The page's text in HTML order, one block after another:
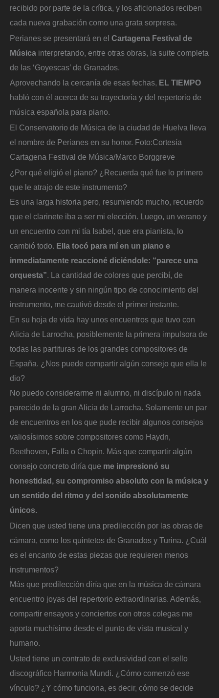
recibido por parte de la crítica, y los aficionados reciben
cada nueva grabación como una grata sorpresa.
Perianes se presentará en el Cartagena Festival de
Música interpretando, entre otras obras, la suite completa
de las ‘Goyescas’ de Granados.
Aprovechando la cercanía de esas fechas, EL TIEMPO
habló con él acerca de su trayectoria y del repertorio de
música española para piano.
El Conservatorio de Música de la ciudad de Huelva lleva
el nombre de Perianes en su honor. Foto:Cortesía
Cartagena Festival de Música/Marco Borggreve
¿Por qué eligió el piano? ¿Recuerda qué fue lo primero
que le atrajo de este instrumento?
Es una larga historia pero, resumiendo mucho, recuerdo
que el clarinete iba a ser mi elección. Luego, un verano y
un encuentro con mi tía Isabel, que era pianista, lo
cambió todo. Ella tocó para mí en un piano e
inmediatamente reaccioné diciéndole: “parece una
orquesta” . La cantidad de colores que percibí, de
manera inocente y sin ningún tipo de conocimiento del
instrumento, me cautivó desde el primer instante.
En su hoja de vida hay unos encuentros que tuvo con
Alicia de Larrocha, posiblemente la primera impulsora de
todas las partituras de los grandes compositores de
España. ¿Nos puede compartir algún consejo que ella le
dio?
No puedo considerarme ni alumno, ni discípulo ni nada
parecido de la gran Alicia de Larrocha. Solamente un par
de encuentros en los que pude recibir algunos consejos
valiosísimos sobre compositores como Haydn,
Beethoven, Falla o Chopin. Más que compartir algún
consejo concreto diría que me impresionó su
honestidad, su compromiso absoluto con la música y
un sentido del ritmo y del sonido absolutamente
únicos.
Dicen que usted tiene una predilección por las obras de
cámara, como los quintetos de Granados y Turina. ¿Cuál
es el encanto de estas piezas que requieren menos
instrumentos?
Más que predilección diría que en la música de cámara
encuentro joyas del repertorio extraordinarias. Además,
compartir ensayos y conciertos con otros colegas me
aporta muchísimo desde el punto de vista musical y
humano.
Usted tiene un contrato de exclusividad con el sello
discográfico Harmonia Mundi. ¿Cómo comenzó ese
vínculo? ¿Y cómo funciona, es decir, cómo se decide